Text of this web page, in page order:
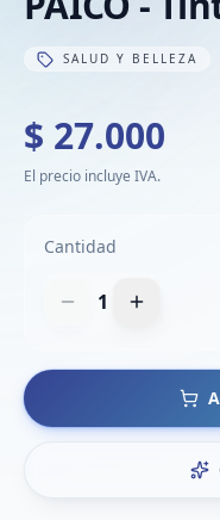
SALUD Y BELLEZA
$ 27.000
El precio incluye IVA.
Cantidad
1